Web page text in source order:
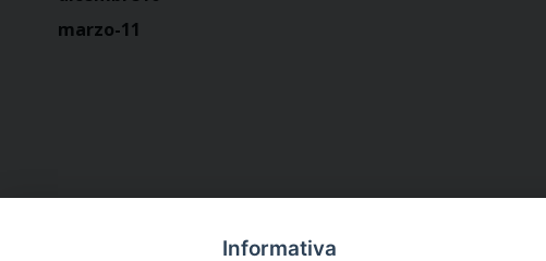
marzo-11
Informativa